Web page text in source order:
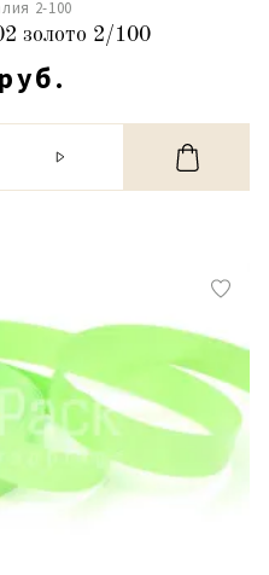
2-100
золото 2/100